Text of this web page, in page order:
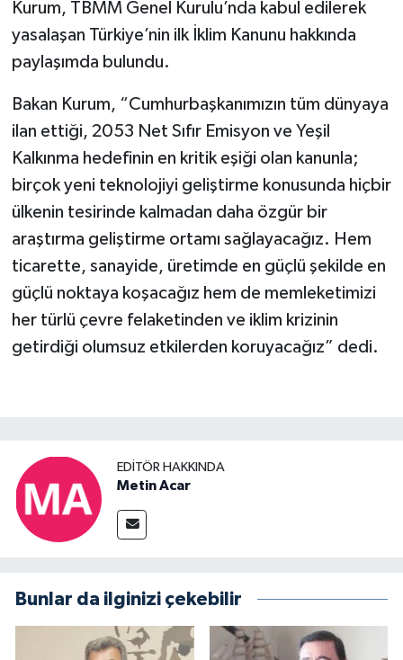
Kurum, TBMM Genel Kurulu’nda kabul edilerek
yasalaşan Türkiye’nin ilk İklim Kanunu hakkında
paylaşımda bulundu.
Bakan Kurum, “Cumhurbaşkanımızın tüm dünyaya
ilan ettiği, 2053 Net Sıfır Emisyon ve Yeşil
Kalkınma hedefinin en kritik eşiği olan kanunla;
birçok yeni teknolojiyi geliştirme konusunda hiçbir
ülkenin tesirinde kalmadan daha özgür bir
araştırma geliştirme ortamı sağlayacağız. Hem
ticarette, sanayide, üretimde en güçlü şekilde en
güçlü noktaya koşacağız hem de memleketimizi
her türlü çevre felaketinden ve iklim krizinin
getirdiği olumsuz etkilerden koruyacağız” dedi.
EDITÖR HAKKINDA
Metin Acar
Bunlar da ilginizi çekebilir